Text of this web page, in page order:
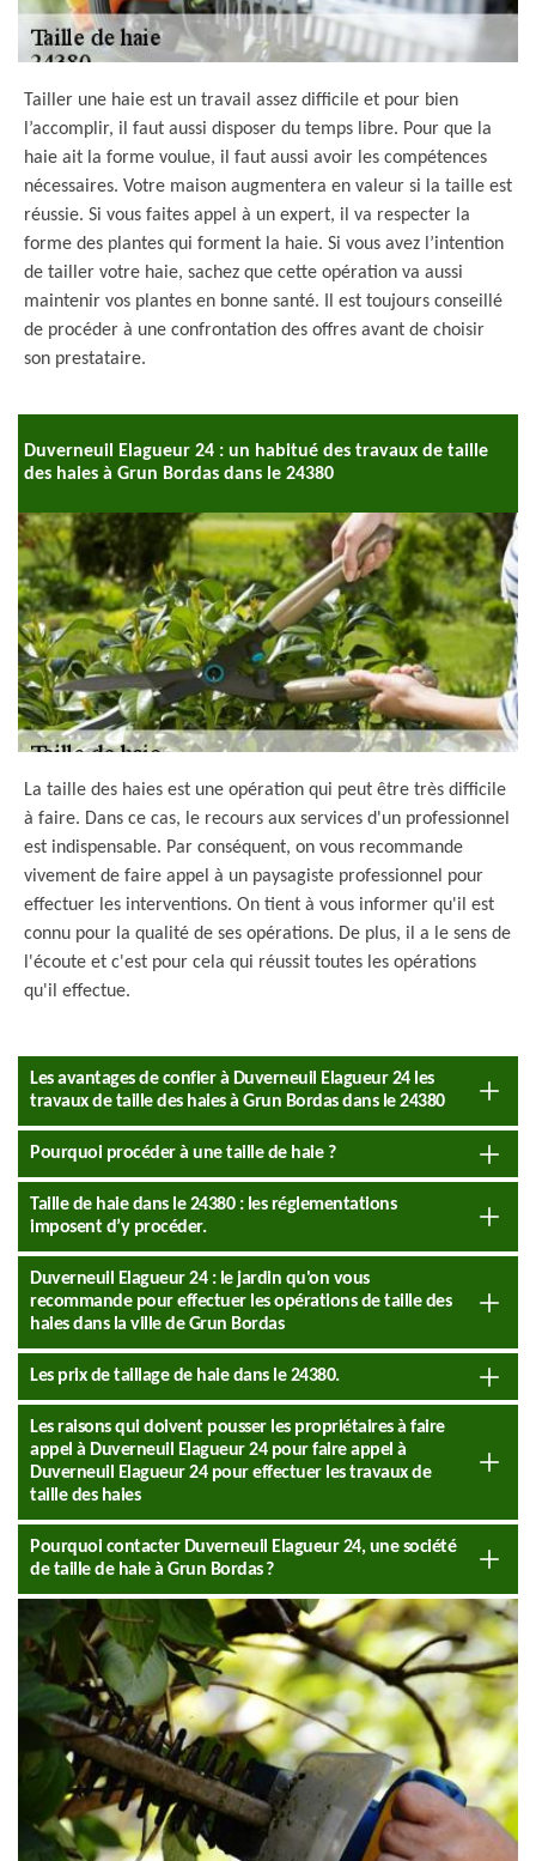
Tailler une haie est un travail assez difficile et pour bien
l’accomplir, il faut aussi disposer du temps libre. Pour que la
haie ait la forme voulue, il faut aussi avoir les compétences
nécessaires. Votre maison augmentera en valeur si la taille est
réussie. Si vous faites appel à un expert, il va respecter la
forme des plantes qui forment la haie. Si vous avez l’intention
de tailler votre haie, sachez que cette opération va aussi
maintenir vos plantes en bonne santé. Il est toujours conseillé
de procéder à une confrontation des offres avant de choisir
son prestataire.
Duverneuil Elagueur 24 : un habitué des travaux de taille
des haies à Grun Bordas dans le 24380
La taille des haies est une opération qui peut être très difficile
à faire. Dans ce cas, le recours aux services d'un professionnel
est indispensable. Par conséquent, on vous recommande
vivement de faire appel à un paysagiste professionnel pour
effectuer les interventions. On tient à vous informer qu'il est
connu pour la qualité de ses opérations. De plus, il a le sens de
l'écoute et c'est pour cela qui réussit toutes les opérations
qu'il effectue.
Les avantages de confier à Duverneuil Elagueur 24 les
travaux de taille des haies à Grun Bordas dans le 24380
Pourquoi procéder à une taille de haie ?
Taille de haie dans le 24380 : les réglementations
imposent d’y procéder.
Duverneuil Elagueur 24 : le jardin qu'on vous
recommande pour effectuer les opérations de taille des
haies dans la ville de Grun Bordas
Les prix de taillage de haie dans le 24380.
Les raisons qui doivent pousser les propriétaires à faire
appel à Duverneuil Elagueur 24 pour faire appel à
Duverneuil Elagueur 24 pour effectuer les travaux de
taille des haies
Pourquoi contacter Duverneuil Elagueur 24, une société
de taille de haie à Grun Bordas ?